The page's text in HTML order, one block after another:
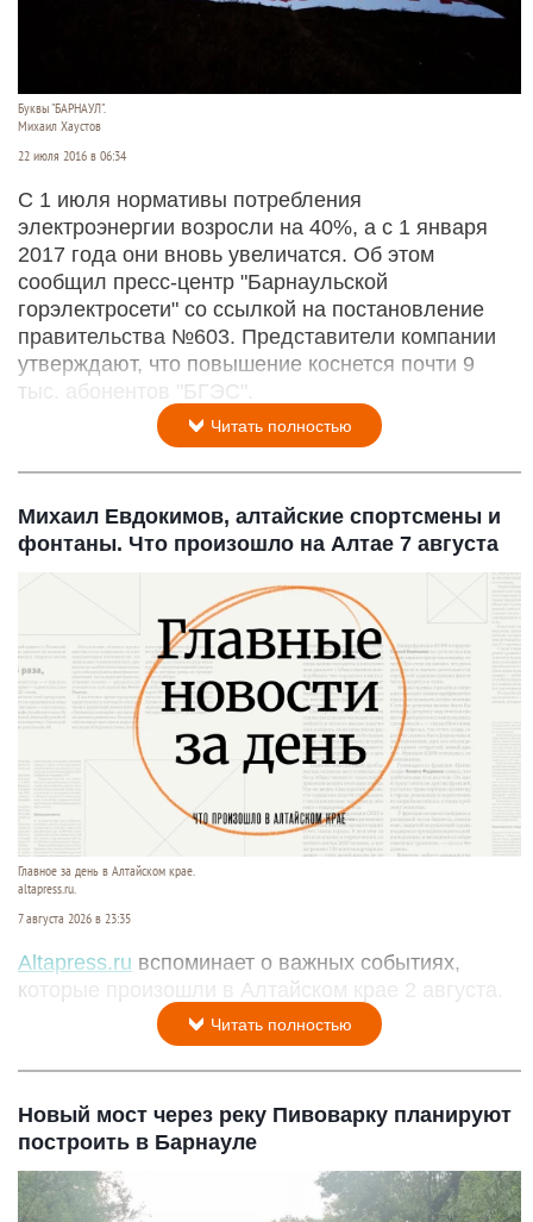
Буквы "БАРНАУЛ".
Михаил Хаустов
22 июля 2016 в 06:34
С 1 июля нормативы потребления
электроэнергии возросли на 40%, а с 1 января
2017 года они вновь увеличатся. Об этом
сообщил пресс-центр "Барнаульской
горэлектросети" со ссылкой на постановление
правительства №603. Представители компании
утверждают, что повышение коснется почти 9
тыс. абонентов "БГЭС".
Читать полностью
Михаил Евдокимов, алтайские спортсмены и
фонтаны. Что произошло на Алтае 7 августа
Главное за день в Алтайском крае.
altapress.ru.
7 августа 2026 в 23:35
Altapress.ru вспоминает о важных событиях,
которые произошли в Алтайском крае 2 августа.
Читать полностью
Новый мост через реку Пивоварку планируют
построить в Барнауле